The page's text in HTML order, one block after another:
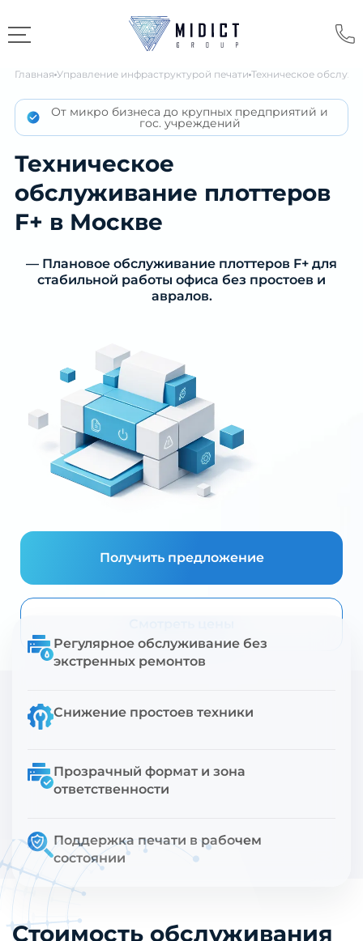
Главная Управление инфраструктурой печати Техническое
От микро бизнеса до крупных предприятий и
гос. учреждений
Техническое
обслуживание плоттеров
F+ в Москве
— Плановое обслуживание плоттеров F+ для
стабильной работы офиса без простоев и
авралов.
Получить предложение
Регулярное обслуживание без
экстренных ремонтов
Снижение простоев техники
Прозрачный формат и зона
ответственности
Поддержка печати в рабочем
состоянии
Стоимость обслуживания